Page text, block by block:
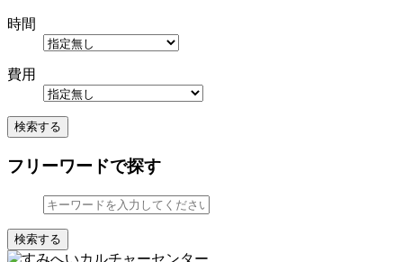
時間
費用
検索する
フリーワードで探す
検索する